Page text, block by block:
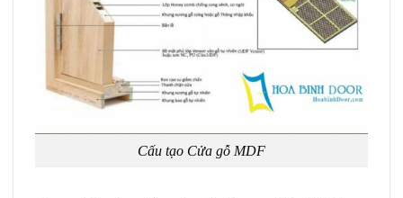
Cấu tạo Cửa gỗ MDF